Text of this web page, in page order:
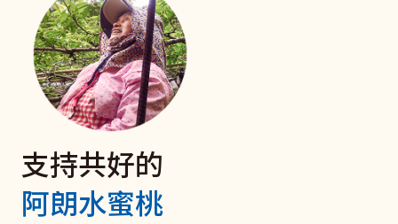
支持共好的
阿朗水蜜桃
電子發票 捐款愛心碼102
我們有愛心碼囉
聘僱移工家庭
與移工共好服務
捐款支持《扶原民‧救弱勢》
衛部救字第1141363166號